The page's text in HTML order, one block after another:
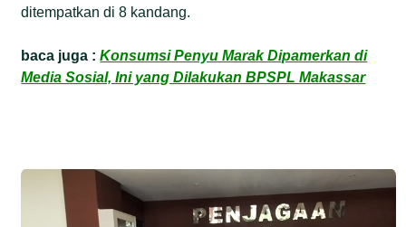
ditempatkan di 8 kandang.
baca juga :Konsumsi Penyu Marak Dipamerkan di
Media Sosial, Ini yang Dilakukan BPSPL Makassar